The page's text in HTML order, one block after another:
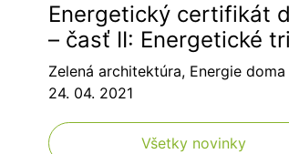
Energetický certifikát
– časť II: Energetické
Zelená architektúra, Energie doma
24. 04. 2021
Všetky novinky